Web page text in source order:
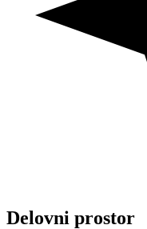
Delovni prostor